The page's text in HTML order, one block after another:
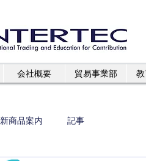
会社概要 貿易事業部
新商品案内 記事